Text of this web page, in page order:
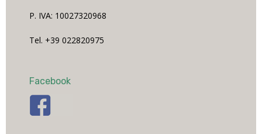
P. IVA: 10027320968
Tel. +39 022820975
Facebook